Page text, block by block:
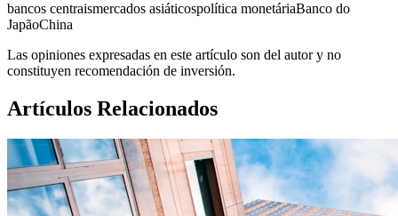
bancos centraismercados asiáticospolítica monetáriaBanco do
JapãoChina
Las opiniones expresadas en este artículo son del autor y no
constituyen recomendación de inversión.
Artículos Relacionados